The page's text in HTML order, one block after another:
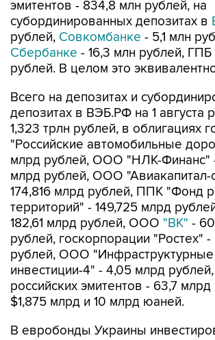
эмитентов - 834,8 млн рублей, на
субординированных депозитах в
рублей, Совкомбанке - 5,1 млн
Сбербанке - 16,3 млн рублей, ГПБ
рублей. В целом это
Всего на депозитах и
депозитах в ВЭБ.РФ на 1 августа
1,323 трлн рублей, в облигациях
"Российские автомобильные
млрд рублей, ООО "НЛК-Финанс"
млрд рублей, ООО "Авиакапитал-
174,816 млрд рублей, ППК "Фонд
территорий" - 149,725 млрд
182,61 млрд рублей, ООО "ВК" -
рублей, госкорпорации "Ростех"
рублей, ООО "Инфраструктурные
инвестиции-4" - 4,05 млрд
российских эмитентов - 63,7 млрд
$1,875 млрд и 10 млрд юаней.
В евробонды Украины